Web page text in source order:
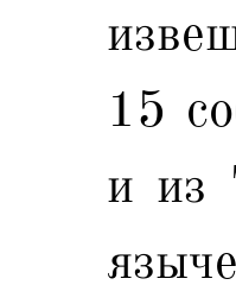
15
и из